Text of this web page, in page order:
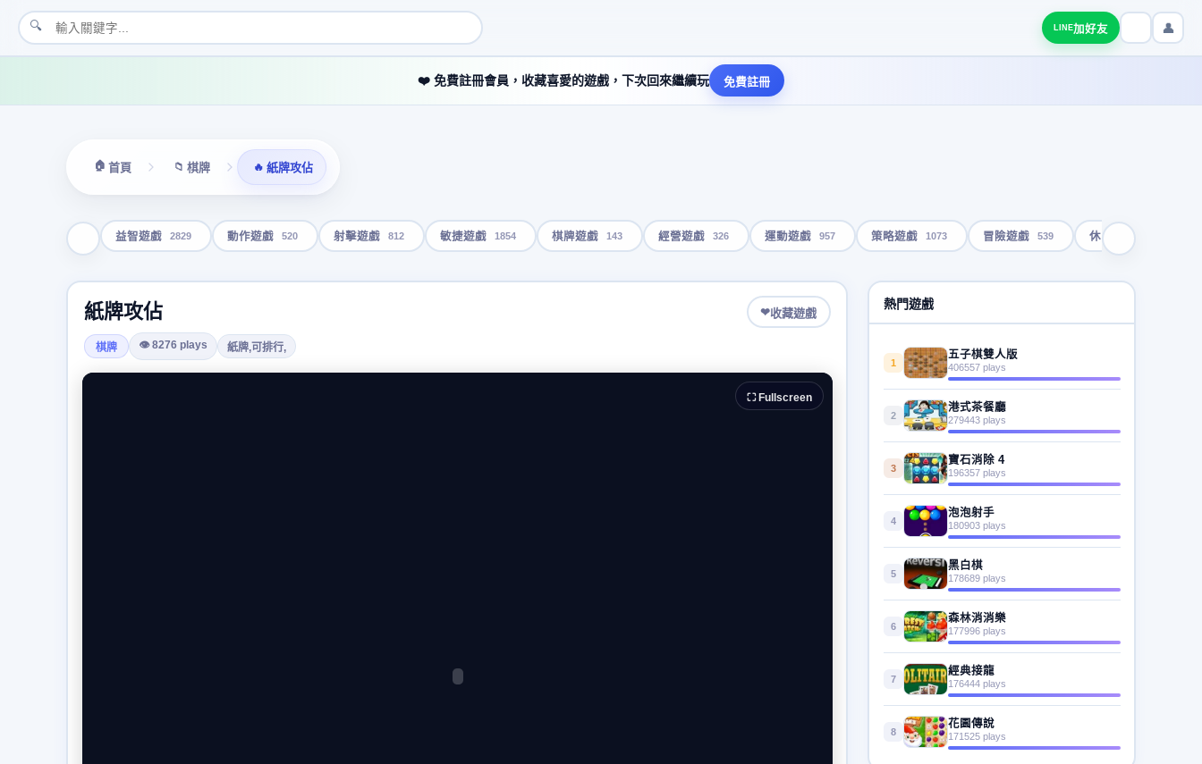
🔍 LINE加好友 👤
❤️ 免費註冊會員，收藏喜愛的遊戲，下次回來繼續玩 免費註冊
🏠 首頁 📁 棋牌 🔥 紙牌攻佔
益智遊戲 2829 動作遊戲 520 射擊遊戲 812 敏捷遊戲 1854 棋牌遊戲 143 經營遊戲 326 運動遊戲 957 策略遊戲 1073 冒險遊戲 539 休閒遊戲
紙牌攻佔 ❤收藏遊戲
棋牌 👁 8276 plays 紙牌,可排行,
⛶ Fullscreen
熱門遊戲
1
五子棋雙人版
406557 plays
2
港式茶餐廳
279443 plays
3
寶石消除 4
196357 plays
4
泡泡射手
180903 plays
5
黑白棋
178689 plays
6
森林消消樂
177996 plays
7
經典接龍
176444 plays
8
花園傳說
171525 plays